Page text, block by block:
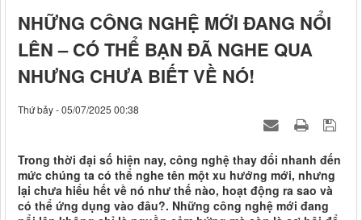
NHỮNG CÔNG NGHỆ MỚI ĐANG NỔI
LÊN – CÓ THỂ BẠN ĐÃ NGHE QUA
NHƯNG CHƯA BIẾT VỀ NÓ!
Thứ bảy - 05/07/2025 00:38
Trong thời đại số hiện nay, công nghệ thay đổi nhanh đến
mức chúng ta có thể nghe tên một xu hướng mới, nhưng
lại chưa hiểu hết về nó như thế nào, hoạt động ra sao và
có thể ứng dụng vào đâu?. Những công nghệ mới đang